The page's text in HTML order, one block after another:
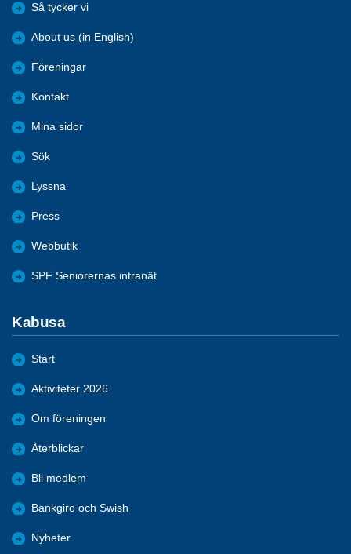
Så tycker vi
About us (in English)
Föreningar
Kontakt
Mina sidor
Sök
Lyssna
Press
Webbutik
SPF Seniorernas intranät
Kabusa
Start
Aktiviteter 2026
Om föreningen
Återblickar
Bli medlem
Bankgiro och Swish
Nyheter